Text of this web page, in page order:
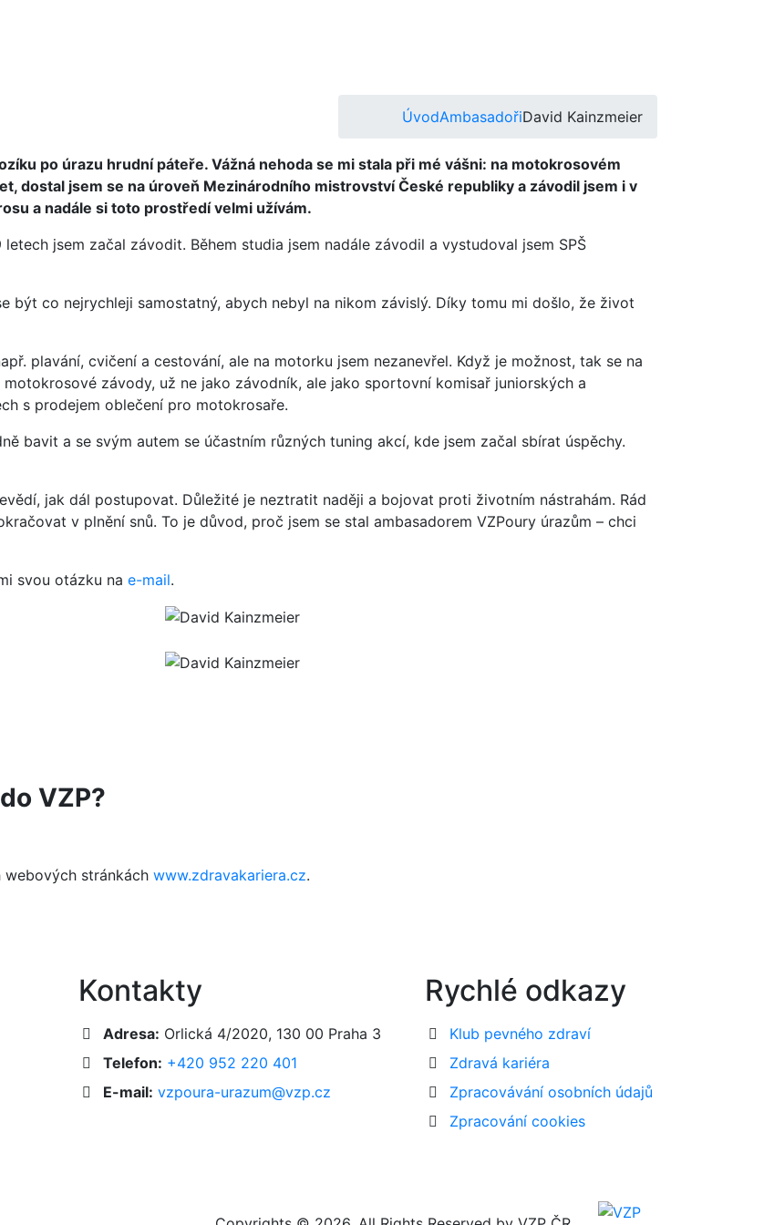
ÚvodAmbasadořiDavid Kainzmeier
po úrazu hrudní páteře. Vážná nehoda se mi stala při mé vášni: na motokrosovém
dostal jsem se na úroveň Mezinárodního mistrovství České republiky a závodil jsem i v
a nadále si toto prostředí velmi užívám.
jsem začal závodit. Během studia jsem nadále závodil a vystudoval jsem SPŠ
být co nejrychleji samostatný, abych nebyl na nikom závislý. Díky tomu mi došlo, že život
plavání, cvičení a cestování, ale na motorku jsem nezanevřel. Když je možnost, tak se na
závody, už ne jako závodník, ale jako sportovní komisař juniorských a
s prodejem oblečení pro motokrosaře.
bavit a se svým autem se účastním různých tuning akcí, kde jsem začal sbírat úspěchy.
jak dál postupovat. Důležité je neztratit naději a bojovat proti životním nástrahám. Rád
v plnění snů. To je důvod, proč jsem se stal ambasadorem VZPoury úrazům – chci
svou otázku na e-mail.
VZP?
webových stránkách www.zdravakariera.cz.
Kontakty
Adresa: Orlická 4/2020, 130 00 Praha 3
Telefon: +420 952 220 401
E-mail: vzpoura-urazum@vzp.cz
Rychlé odkazy
Klub pevného zdraví
Zdravá kariéra
Zpracovávání osobních údajů
Zpracování cookies